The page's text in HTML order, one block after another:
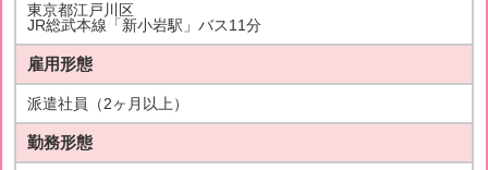
東京都江戸川区
JR総武本線「新小岩駅」バス11分
雇用形態
派遣社員（2ヶ月以上）
勤務形態